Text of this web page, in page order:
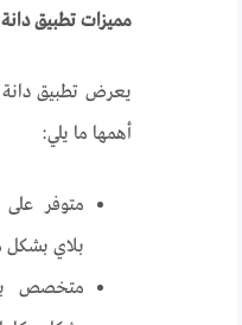
مميزات تطبيق
يعرض تطبيق دانة
أهمها ما يلي:
متوفر
بلاي بشكل
متخصص